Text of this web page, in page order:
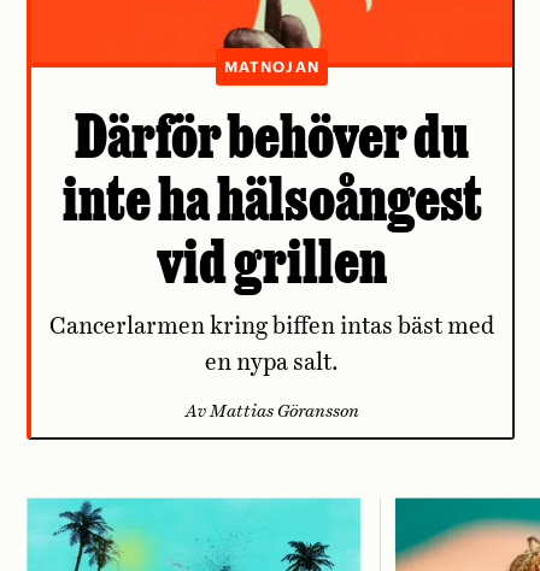
MATNOJAN
Därför behöver du
inte ha hälsoångest
vid grillen
Cancerlarmen kring biffen intas bäst med
en nypa salt.
Av Mattias Göransson